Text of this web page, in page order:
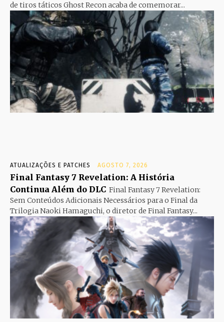
de tiros táticos Ghost Recon acaba de comemorar...
ATUALIZAÇÕES E PATCHES AGOSTO 7, 2026
Final Fantasy 7 Revelation: A História
Continua Além do DLC Final Fantasy 7 Revelation:
Sem Conteúdos Adicionais Necessários para o Final da
Trilogia Naoki Hamaguchi, o diretor de Final Fantasy...